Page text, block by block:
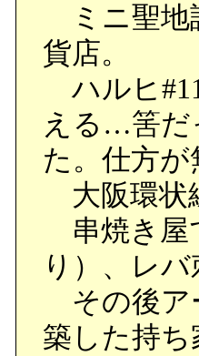
ミニ聖地
貨店。
ハルヒ
える…筈だ
た。仕方
大阪環状
串焼き屋
り）、レ
その後ア
築した持ち